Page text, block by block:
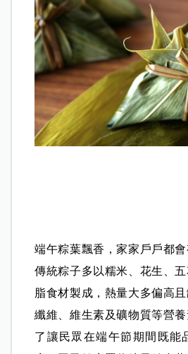
端午粽葉飄香，家家戶戶都會
傳統粽子多以糯米、花生、
脂食材製成，熱量大多偏高
纖維、維生素及礦物質等營
了讓民眾在端午節期間既能